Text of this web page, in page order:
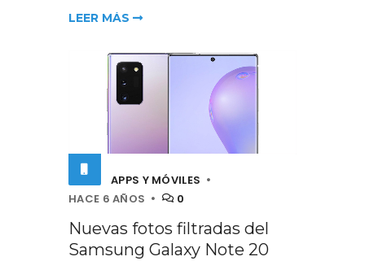
LEER MÁS
APPS Y MÓVILES
HACE 6 AÑOS
0
Nuevas fotos filtradas del
Samsung Galaxy Note 20